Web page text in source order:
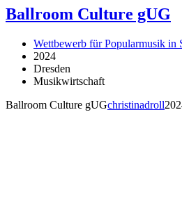
Ballroom Culture gUG
Wettbewerb für Popularmusik in
2024
Dresden
Musikwirtschaft
Ballroom Culture gUGchristinadroll